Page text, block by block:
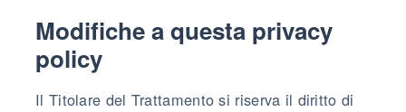
Modifiche a questa privacy
policy
Il Titolare del Trattamento si riserva il diritto di